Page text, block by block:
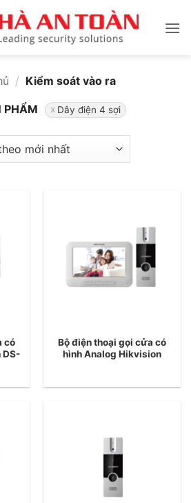
/ Kiểm soát vào ra
PHẨM Dây điện 4 sợi
có
DS-
Bộ điện thoại gọi cửa có
hình Analog Hikvision